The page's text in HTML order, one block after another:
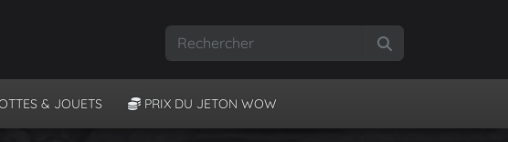
& JOUETS PRIX DU JETON WOW